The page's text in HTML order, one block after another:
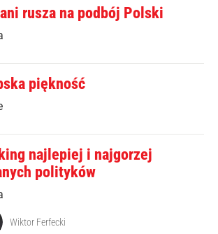
rusza na podbój Polski
piękność
najlepiej i najgorzej
polityków
Wiktor Ferfecki